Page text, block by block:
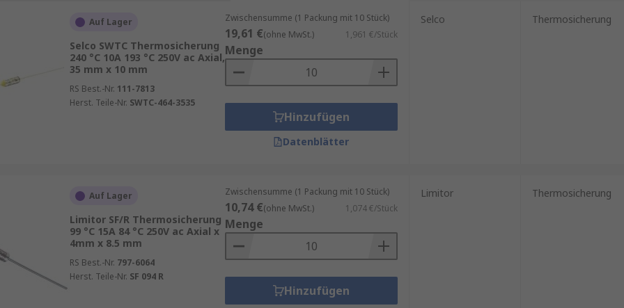
garantiert auslöst und den Stromkreis trennt
an individuelle Systemanforderungen – etwa bei empfindlichen elektronischen
wie
Bourns,Limitor, etc.
Lieferung am nächsten Werktag sowie zum Mindestbestellwert für eine
wo eine kritische Temperaturgrenze nicht überschritten werden darf – unter anderem
oder Heizplatten
Auf Lager
Selco SWTC Thermosicherung
240 °C 10A 193 °C 250V ac Axial,
35 mm x 10 mm
RS Best.-Nr. 111-7813
Herst. Teile-Nr. SWTC-464-3535
Zwischensumme (1 Packung mit 10 Stück)
19,61 €(ohne MwSt.) 1,961 €/Stück
Menge
Hinzufügen
Datenblätter
Selco Thermosicherung
Auf Lager
Limitor SF/R Thermosicherung
99 °C 15A 84 °C 250V ac Axial x
4mm x 8.5 mm
RS Best.-Nr. 797-6064
Herst. Teile-Nr. SF 094 R
Zwischensumme (1 Packung mit 10 Stück)
10,74 €(ohne MwSt.) 1,074 €/Stück
Menge
Hinzufügen
Limitor Thermosicherung